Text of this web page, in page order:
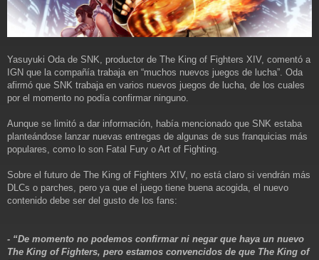
Yasuyuki Oda de SNK, productor de The King of Fighters XIV, comentó a
IGN que la compañía trabaja en “muchos nuevos juegos de lucha”. Oda
afirmó que SNK trabaja en varios nuevos juegos de lucha, de los cuales
por el momento no podía confirmar ninguno.
Aunque se limitó a dar información, había mencionado que SNK estaba
planteándose lanzar nuevas entregas de algunas de sus franquicias más
populares, como lo son Fatal Fury o Art of Fighting.
Sobre el futuro de The King of Fighters XIV, no está claro si vendrán más
DLCs o parches, pero ya que el juego tiene buena acogida, el nuevo
contenido debe ser del gusto de los fans:
- “De momento no podemos confirmar ni negar que haya un nuevo
The King of Fighters, pero estamos convencidos de que The King of